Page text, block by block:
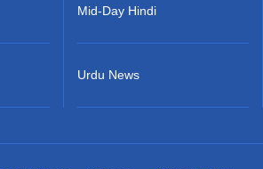
Mid-Day Hindi
Urdu News